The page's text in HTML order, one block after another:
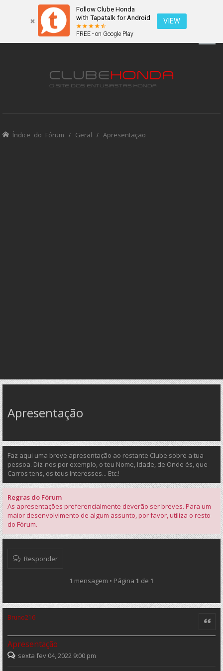
Follow Clube Honda
with Tapatalk for Android
FREE - on Google Play
VIEW
Índice do Fórum Geral Apresentação
Apresentação
Faz aqui uma breve apresentação ao restante Clube sobre a tua
pessoa. Diz-nos por exemplo, o teu Nome, Idade, de Onde és, que
Carros tens, os teus Interesses... Etc.!
Regras do Fórum
As apresentações preferencialmente deverão ser breves. Para um
maior desenvolvimento de algum assunto, por favor, utiliza o resto
do Fórum.
Responder
1 mensagem • Página 1 de 1
Bruno216
Apresentação
Citar
sexta fev 04, 2022 9:00 pm